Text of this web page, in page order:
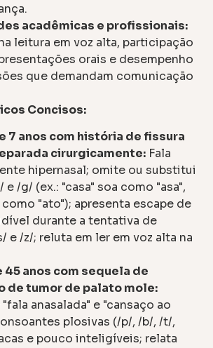
acadêmicas e profissionais:
leitura em voz alta, participação
orais e desempenho
que demandam comunicação
Concisos:
7 anos com história de fissura
cirurgicamente: Fala
hipernasal; omite ou substitui
e /g/ (ex.: "casa" soa como "asa",
"ato"); apresenta escape de
durante a tentativa de
e /z/; reluta em ler em voz alta na
anos com sequela de
de tumor de palato mole:
anasalada" e "cansaço ao
plosivas (/p/, /b/, /t/,
e pouco inteligíveis; relata